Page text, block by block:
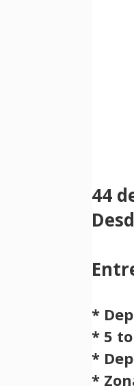
44
*
* 5
*
*